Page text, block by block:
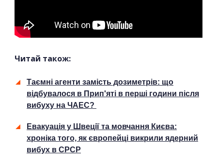
Читай також:
Таємні агенти замість дозиметрів: що
відбувалося в Прип'яті в перші години після
вибуху на ЧАЕС?
Евакуація у Швеції та мовчання Києва:
хроніка того, як європейці викрили ядерний
вибух в СРСР